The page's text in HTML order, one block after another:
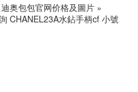
奥包包官网价格及圖片 »
CHANEL23A水鉆手柄cf 小號